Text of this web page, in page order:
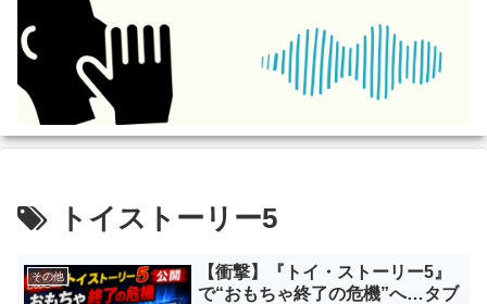
トイストーリー5
その他
【衝撃】『トイ・ストーリー5』
で“おもちゃ終了の危機”へ…タブ